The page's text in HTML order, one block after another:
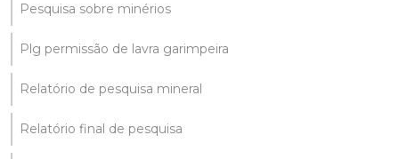
Pesquisa sobre minérios
Plg permissão de lavra garimpeira
Relatório de pesquisa mineral
Relatório final de pesquisa